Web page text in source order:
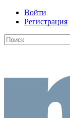
Войти
Регистрация